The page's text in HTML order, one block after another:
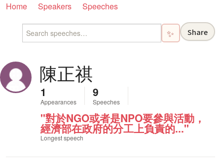
Home Speakers Speeches
✨ Share
陳正祺
1
Appearances
9
Speeches
"對於NGO或者是NPO要參與活動，
經濟部在政府的分工上負責的..."
Longest speech